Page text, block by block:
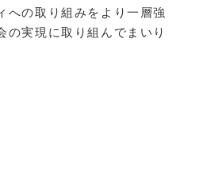
への取り組みをより一層強
の実現に取り組んでまいり